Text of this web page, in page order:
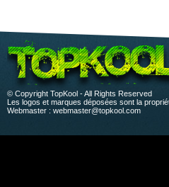
© Copyright TopKool - All Rights Reserved
Les logos et marques déposées sont la
Webmaster : webmaster@topkool.com